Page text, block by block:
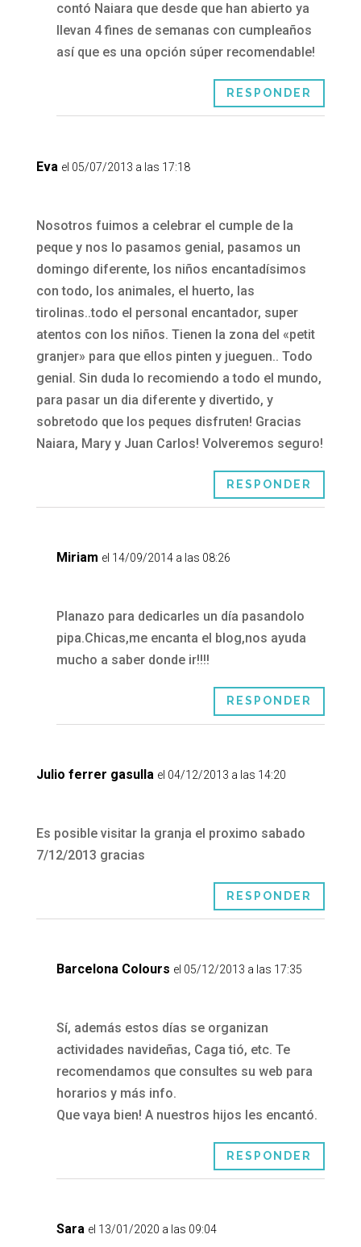
contó Naiara que desde que han abierto ya
llevan 4 fines de semanas con cumpleaños
así que es una opción súper recomendable!
RESPONDER
Eva el 05/07/2013 a las 17:18
Nosotros fuimos a celebrar el cumple de la
peque y nos lo pasamos genial, pasamos un
domingo diferente, los niños encantadísimos
con todo, los animales, el huerto, las
tirolinas..todo el personal encantador, super
atentos con los niños. Tienen la zona del «petit
granjer» para que ellos pinten y jueguen.. Todo
genial. Sin duda lo recomiendo a todo el mundo,
para pasar un dia diferente y divertido, y
sobretodo que los peques disfruten! Gracias
Naiara, Mary y Juan Carlos! Volveremos seguro!
RESPONDER
Miriam el 14/09/2014 a las 08:26
Planazo para dedicarles un día pasandolo
pipa.Chicas,me encanta el blog,nos ayuda
mucho a saber donde ir!!!!
RESPONDER
Julio ferrer gasulla el 04/12/2013 a las 14:20
Es posible visitar la granja el proximo sabado
7/12/2013 gracias
RESPONDER
Barcelona Colours el 05/12/2013 a las 17:35
Sí, además estos días se organizan
actividades navideñas, Caga tió, etc. Te
recomendamos que consultes su web para
horarios y más info.
Que vaya bien! A nuestros hijos les encantó.
RESPONDER
Sara el 13/01/2020 a las 09:04